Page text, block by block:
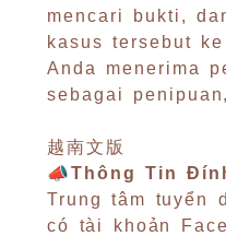
mencari bukti,
kasus tersebut
Anda menerima
sebagai
越南文版
📣Thông Tin
Trung tâm tuyển
có tài khoản